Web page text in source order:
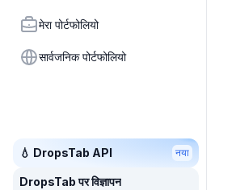
मेरा पोर्टफोलियो
सार्वजनिक पोर्टफोलियो
💧 DropsTab API नया
DropsTab पर विज्ञापन